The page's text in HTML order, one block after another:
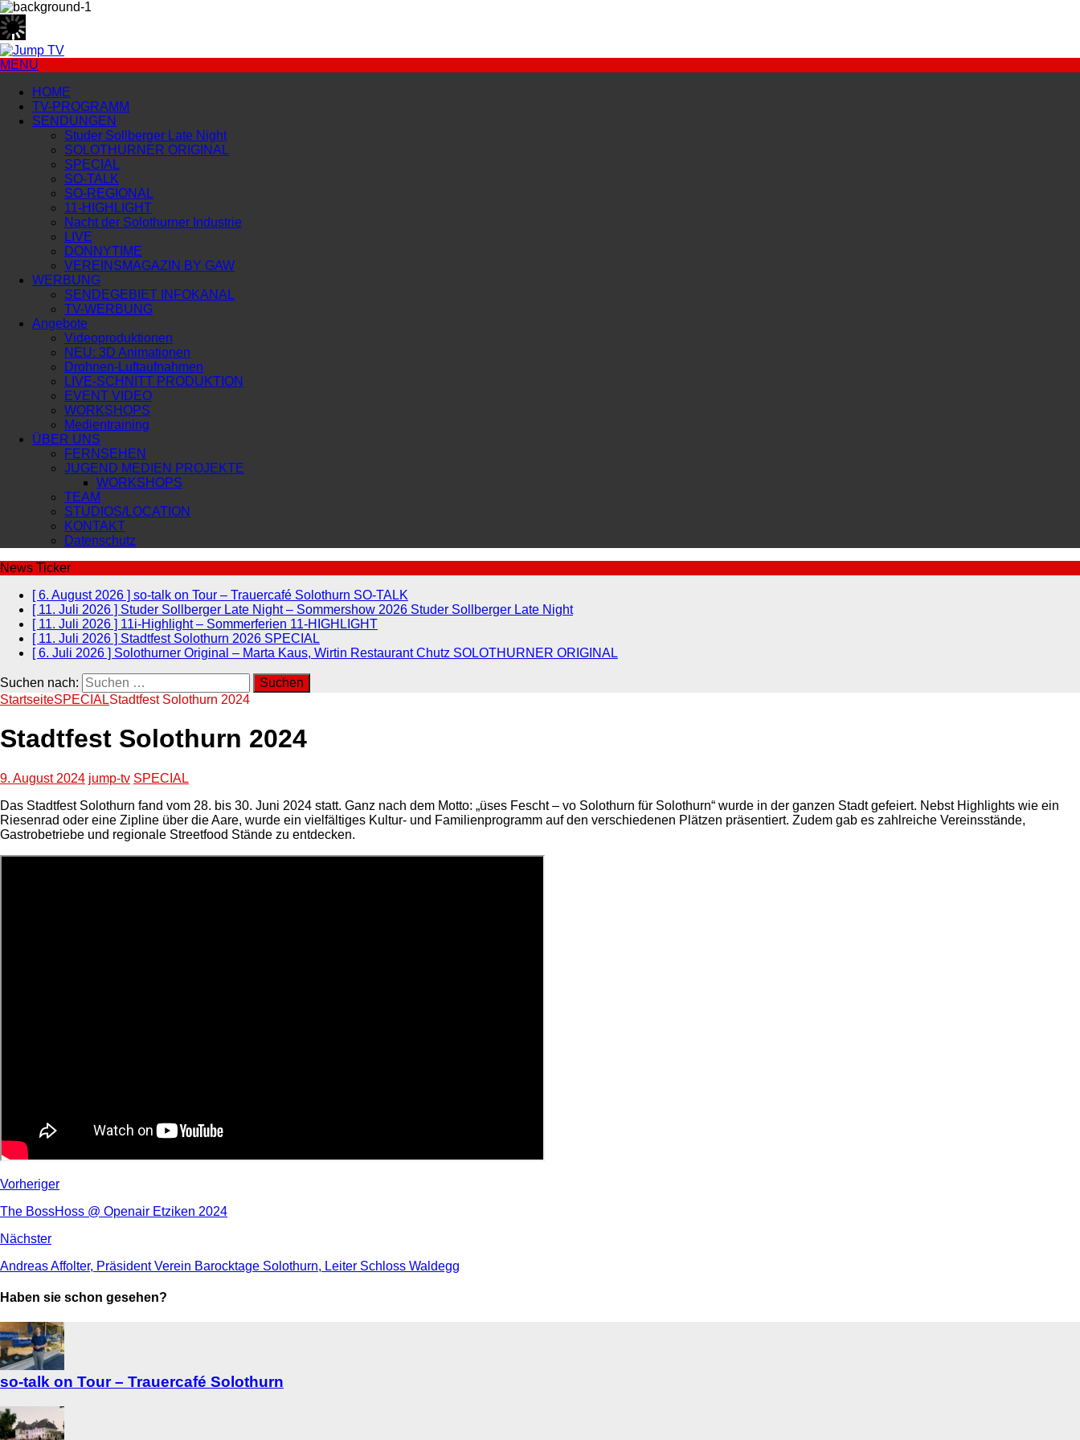
MENU
HOME
TV-PROGRAMM
SENDUNGEN
Studer Sollberger Late Night
SOLOTHURNER ORIGINAL
SPECIAL
SO-TALK
SO-REGIONAL
11-HIGHLIGHT
Nacht der Solothurner Industrie
LIVE
DONNYTIME
VEREINSMAGAZIN BY GAW
WERBUNG
SENDEGEBIET INFOKANAL
TV-WERBUNG
Angebote
Videoproduktionen
NEU: 3D Animationen
Drohnen-Luftaufnahmen
LIVE-SCHNITT PRODUKTION
EVENT VIDEO
WORKSHOPS
Medientraining
ÜBER UNS
FERNSEHEN
JUGEND MEDIEN PROJEKTE
WORKSHOPS
TEAM
STUDIOS/LOCATION
KONTAKT
Datenschutz
News Ticker
[ 6. August 2026 ] so-talk on Tour – Trauercafé Solothurn SO-TALK
[ 11. Juli 2026 ] Studer Sollberger Late Night – Sommershow 2026 Studer Sollberger Late Night
[ 11. Juli 2026 ] 11i-Highlight – Sommerferien 11-HIGHLIGHT
[ 11. Juli 2026 ] Stadtfest Solothurn 2026 SPECIAL
[ 6. Juli 2026 ] Solothurner Original – Marta Kaus, Wirtin Restaurant Chutz SOLOTHURNER ORIGINAL
Suchen nach:
StartseiteSPECIALStadtfest Solothurn 2024
Stadtfest Solothurn 2024
9. August 2024 jump-tv SPECIAL
Das Stadtfest Solothurn fand vom 28. bis 30. Juni 2024 statt. Ganz nach dem Motto: „üses Fescht – vo Solothurn für Solothurn“ wurde in der ganzen Stadt gefeiert. Nebst Highlights wie ein
Riesenrad oder eine Zipline über die Aare, wurde ein vielfältiges Kultur- und Familienprogramm auf den verschiedenen Plätzen präsentiert. Zudem gab es zahlreiche Vereinsstände,
Gastrobetriebe und regionale Streetfood Stände zu entdecken.
Vorheriger
The BossHoss @ Openair Etziken 2024
Nächster
Andreas Affolter, Präsident Verein Barocktage Solothurn, Leiter Schloss Waldegg
Haben sie schon gesehen?
so-talk on Tour – Trauercafé Solothurn